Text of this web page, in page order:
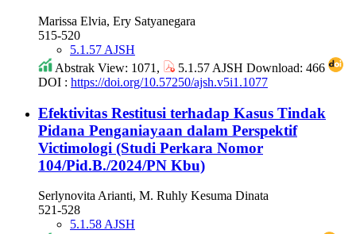
Marissa Elvia, Ery Satyanegara
515-520
5.1.57 AJSH
Abstrak View: 1071,
5.1.57 AJSH Download: 466
DOI : https://doi.org/10.57250/ajsh.v5i1.1077
Efektivitas Restitusi terhadap Kasus Tindak
Pidana Penganiayaan dalam Perspektif
Victimologi (Studi Perkara Nomor
104/Pid.B./2024/PN Kbu)
Serlynovita Arianti, M. Ruhly Kesuma Dinata
521-528
5.1.58 AJSH